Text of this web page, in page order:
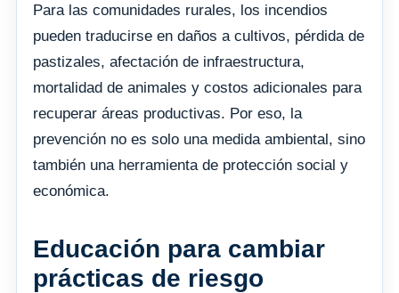
Para las comunidades rurales, los incendios
pueden traducirse en daños a cultivos, pérdida de
pastizales, afectación de infraestructura,
mortalidad de animales y costos adicionales para
recuperar áreas productivas. Por eso, la
prevención no es solo una medida ambiental, sino
también una herramienta de protección social y
económica.
Educación para cambiar
prácticas de riesgo